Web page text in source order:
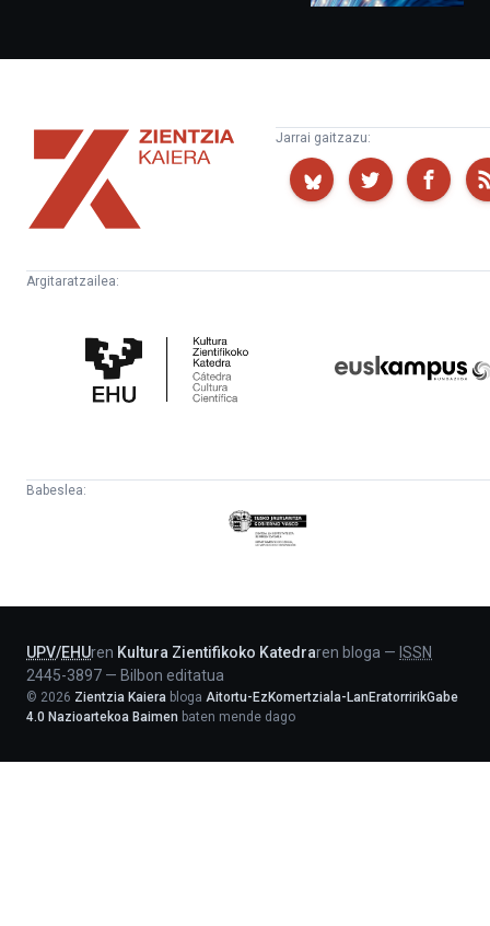
Zientzia
Kaiera
Jarrai gaitzazu:
Argitaratzailea:
Zientifikoko
Katedra
Babeslea:
Eusko
Jaurlaritza
UPV/EHUren Kultura Zientifikoko Katedraren bloga — ISSN
2445-3897 — Bilbon editatua
© 2026 Zientzia Kaiera bloga Aitortu-EzKomertziala-LanEratorririkGabe
4.0 Nazioartekoa Baimen baten mende dago